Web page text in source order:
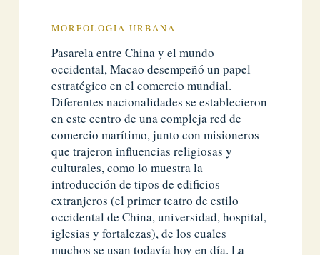
MORFOLOGÍA URBANA
Pasarela entre China y el mundo
occidental, Macao desempeñó un papel
estratégico en el comercio mundial.
Diferentes nacionalidades se establecieron
en este centro de una compleja red de
comercio marítimo, junto con misioneros
que trajeron influencias religiosas y
culturales, como lo muestra la
introducción de tipos de edificios
extranjeros (el primer teatro de estilo
occidental de China, universidad, hospital,
iglesias y fortalezas), de los cuales
muchos se usan todavía hoy en día. La